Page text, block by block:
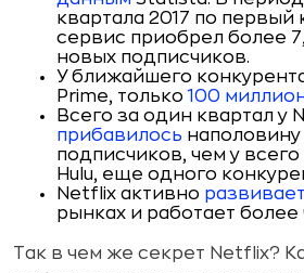
квартала 2017 по первый
сервис приобрел более
новых подписчиков.
У ближайшего
Prime, только100
Всего за один квартал у
прибавилось
подписчиков, чем у
Hulu, еще одного
Netflix активно
рынках и работает более
Так в чем же секрет Netflix?